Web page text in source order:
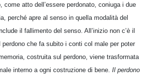
come atto dell’essere perdonato, coniuga i due
perché apre al senso in quella modalità del
il fallimento del senso. All’inizio non c’è il
che fa subito i conti col male per poter
costruita sul perdono, viene trasformata
interno a ogni costruzione di bene. Il perdono